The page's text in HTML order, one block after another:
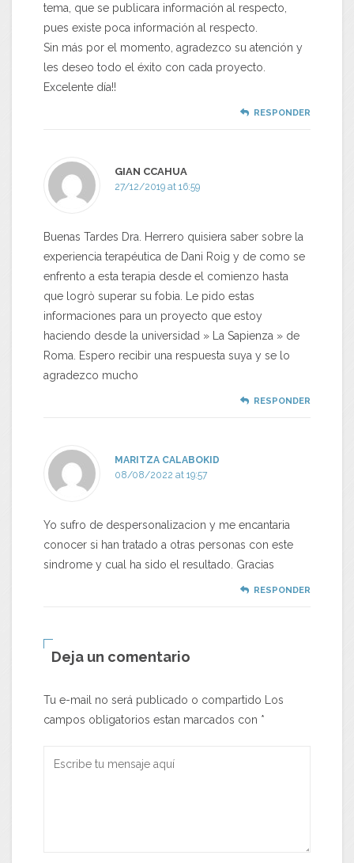
tema, que se publicara información al respecto,
pues existe poca información al respecto.
Sin más por el momento, agradezco su atención y
les deseo todo el éxito con cada proyecto.
Excelente día!!
RESPONDER
GIAN CCAHUA
27/12/2019 at 16:59
Buenas Tardes Dra. Herrero quisiera saber sobre la
experiencia terapéutica de Dani Roig y de como se
enfrento a esta terapia desde el comienzo hasta
que logrò superar su fobia. Le pido estas
informaciones para un proyecto que estoy
haciendo desde la universidad » La Sapienza » de
Roma. Espero recibir una respuesta suya y se lo
agradezco mucho
RESPONDER
MARITZA CALABOKID
08/08/2022 at 19:57
Yo sufro de despersonalizacion y me encantaria
conocer si han tratado a otras personas con este
sindrome y cual ha sido el resultado. Gracias
RESPONDER
Deja un comentario
Tu e-mail no será publicado o compartido Los
campos obligatorios estan marcados con *